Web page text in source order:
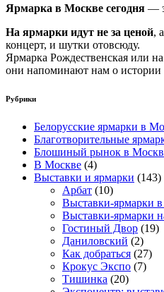
Ярмарка в Москве сегодня —
На ярмарки идут не за ценой,
концерт, и шутки отовсюду.
Ярмарка Рождественская или
они напоминают нам о
Рубрики
Белорусские ярмарки в
Благотворительные
Блошиный рынок в
В Москве (4)
Выставки и ярмарки (143)
Арбат (10)
Выставки-ярмарки
Выставки-ярмарки
Гостиный Двор (19)
Даниловский (2)
Как добраться (27)
Крокус Экспо (7)
Тишинка (20)